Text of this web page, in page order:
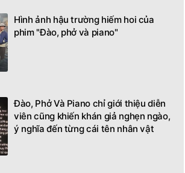
Hình ảnh hậu trường hiếm hoi của
phim "Đào, phở và piano"
Đào, Phở Và Piano chỉ giới thiệu diễn
viên cũng khiến khán giả nghẹn ngào,
ý nghĩa đến từng cái tên nhân vật